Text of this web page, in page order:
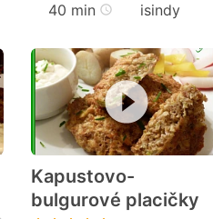
40 min
isindy
hodnocen
Kapustovo-
bulgurové placičky